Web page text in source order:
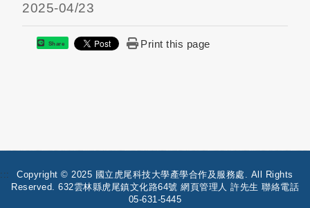
2025-04/23
Share Print this page
:::
Copyright © 2025 國立虎尾科技大學產學合作及服務處. All Rights
Reserved. 632雲林縣虎尾鎮文化路64號 網頁管理人 許先生 聯絡電話
05-631-5445